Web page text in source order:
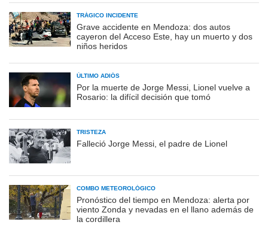
TRÁGICO INCIDENTE
Grave accidente en Mendoza: dos autos
cayeron del Acceso Este, hay un muerto y dos
niños heridos
ÚLTIMO ADIÓS
Por la muerte de Jorge Messi, Lionel vuelve a
Rosario: la difícil decisión que tomó
TRISTEZA
Falleció Jorge Messi, el padre de Lionel
COMBO METEOROLÓGICO
Pronóstico del tiempo en Mendoza: alerta por
viento Zonda y nevadas en el llano además de
la cordillera